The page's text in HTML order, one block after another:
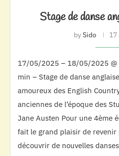
Stage de danse
bySido 17
17/05/2025 – 18/05/2025 @
min – Stage de danse
amoureux des English
anciennes de l’époque des
Jane Austen Pour une 4ème
fait le grand plaisir de
découvrir de nouvelles